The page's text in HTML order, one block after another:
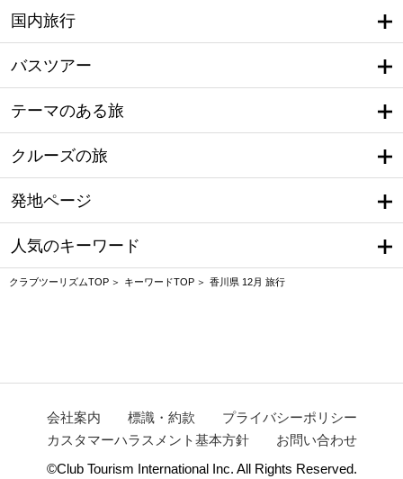
国内旅行
バスツアー
テーマのある旅
クルーズの旅
発地ページ
人気のキーワード
クラブツーリズムTOP キーワードTOP 香川県 12月 旅行
会社案内 標識・約款
プライバシーポリシー
カスタマーハラスメント基本方針
お問い合わせ
©Club Tourism International Inc. All Rights Reserved.